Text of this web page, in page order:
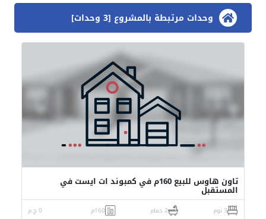
وحدات مرتبطة بالمشروع [3 وحدات]
تاون هاوس للبيع 160م في كمبوند ات ايست في
المستقبل
3 نوم 2 حمام 160م 0 ج.م